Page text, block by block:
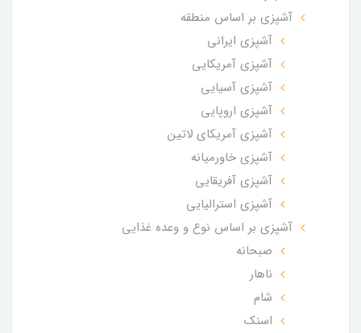
آشپزی بر اساس منطقه
آشپزی ایرانی
آشپزی آمریکایی
آشپزی آسیایی
آشپزی اروپایی
آشپزی آمریکای لاتین
آشپزی خاورمیانه
آشپزی آفریقایی
آشپزی استرالیایی
آشپزی بر اساس نوع و وعده غذایی
صبحانه
ناهار
شام
اسنک